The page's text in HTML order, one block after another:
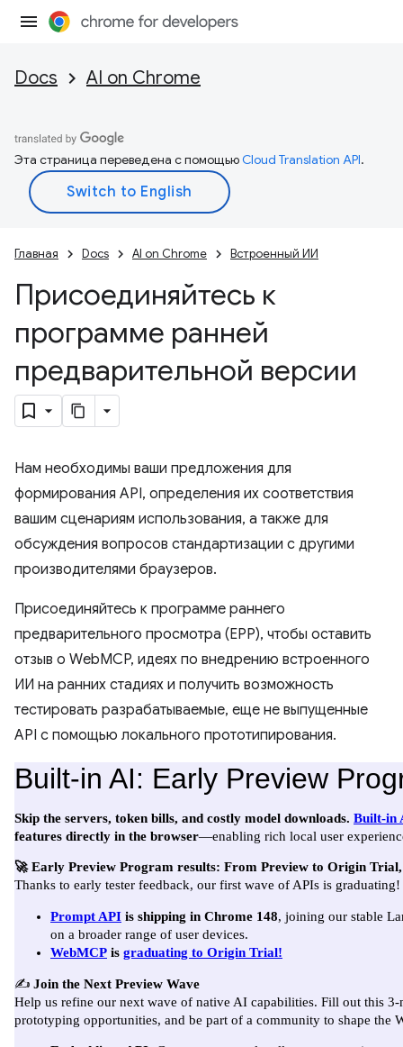
Docs AI on Chrome
Эта страница переведена с помощьюCloud Translation API.
Главная Docs AI on Chrome Встроенный ИИ
Присоединяйтесь к
программе ранней
предварительной версии
Нам необходимы ваши предложения для
формирования API, определения их соответствия
вашим сценариям использования, а также для
обсуждения вопросов стандартизации с другими
производителями браузеров.
Присоединяйтесь к программе раннего
предварительного просмотра (EPP), чтобы оставить
отзыв о WebMCP, идеях по внедрению встроенного
ИИ на ранних стадиях и получить возможность
тестировать разрабатываемые, еще не выпущенные
API с помощью локального прототипирования.